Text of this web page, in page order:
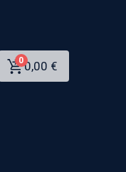
00,00 €